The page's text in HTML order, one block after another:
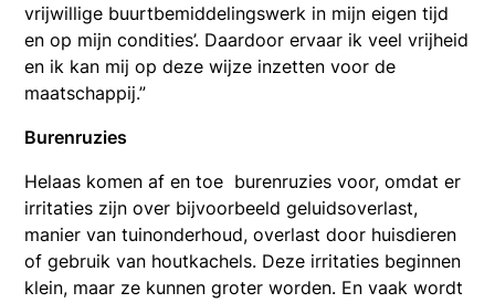
vrijwillige buurtbemiddelingswerk in mijn eigen tijd
en op mijn condities’. Daardoor ervaar ik veel vrijheid
en ik kan mij op deze wijze inzetten voor de
maatschappij.”
Burenruzies
Helaas komen af en toe burenruzies voor, omdat er
irritaties zijn over bijvoorbeeld geluidsoverlast,
manier van tuinonderhoud, overlast door huisdieren
of gebruik van houtkachels. Deze irritaties beginnen
klein, maar ze kunnen groter worden. En vaak wordt